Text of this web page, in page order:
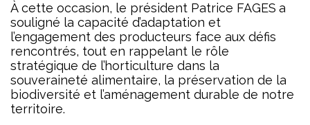
À cette occasion, le président Patrice FAGES a
souligné la capacité d’adaptation et
l’engagement des producteurs face aux défis
rencontrés, tout en rappelant le rôle
stratégique de l’horticulture dans la
souveraineté alimentaire, la préservation de la
biodiversité et l’aménagement durable de notre
territoire.